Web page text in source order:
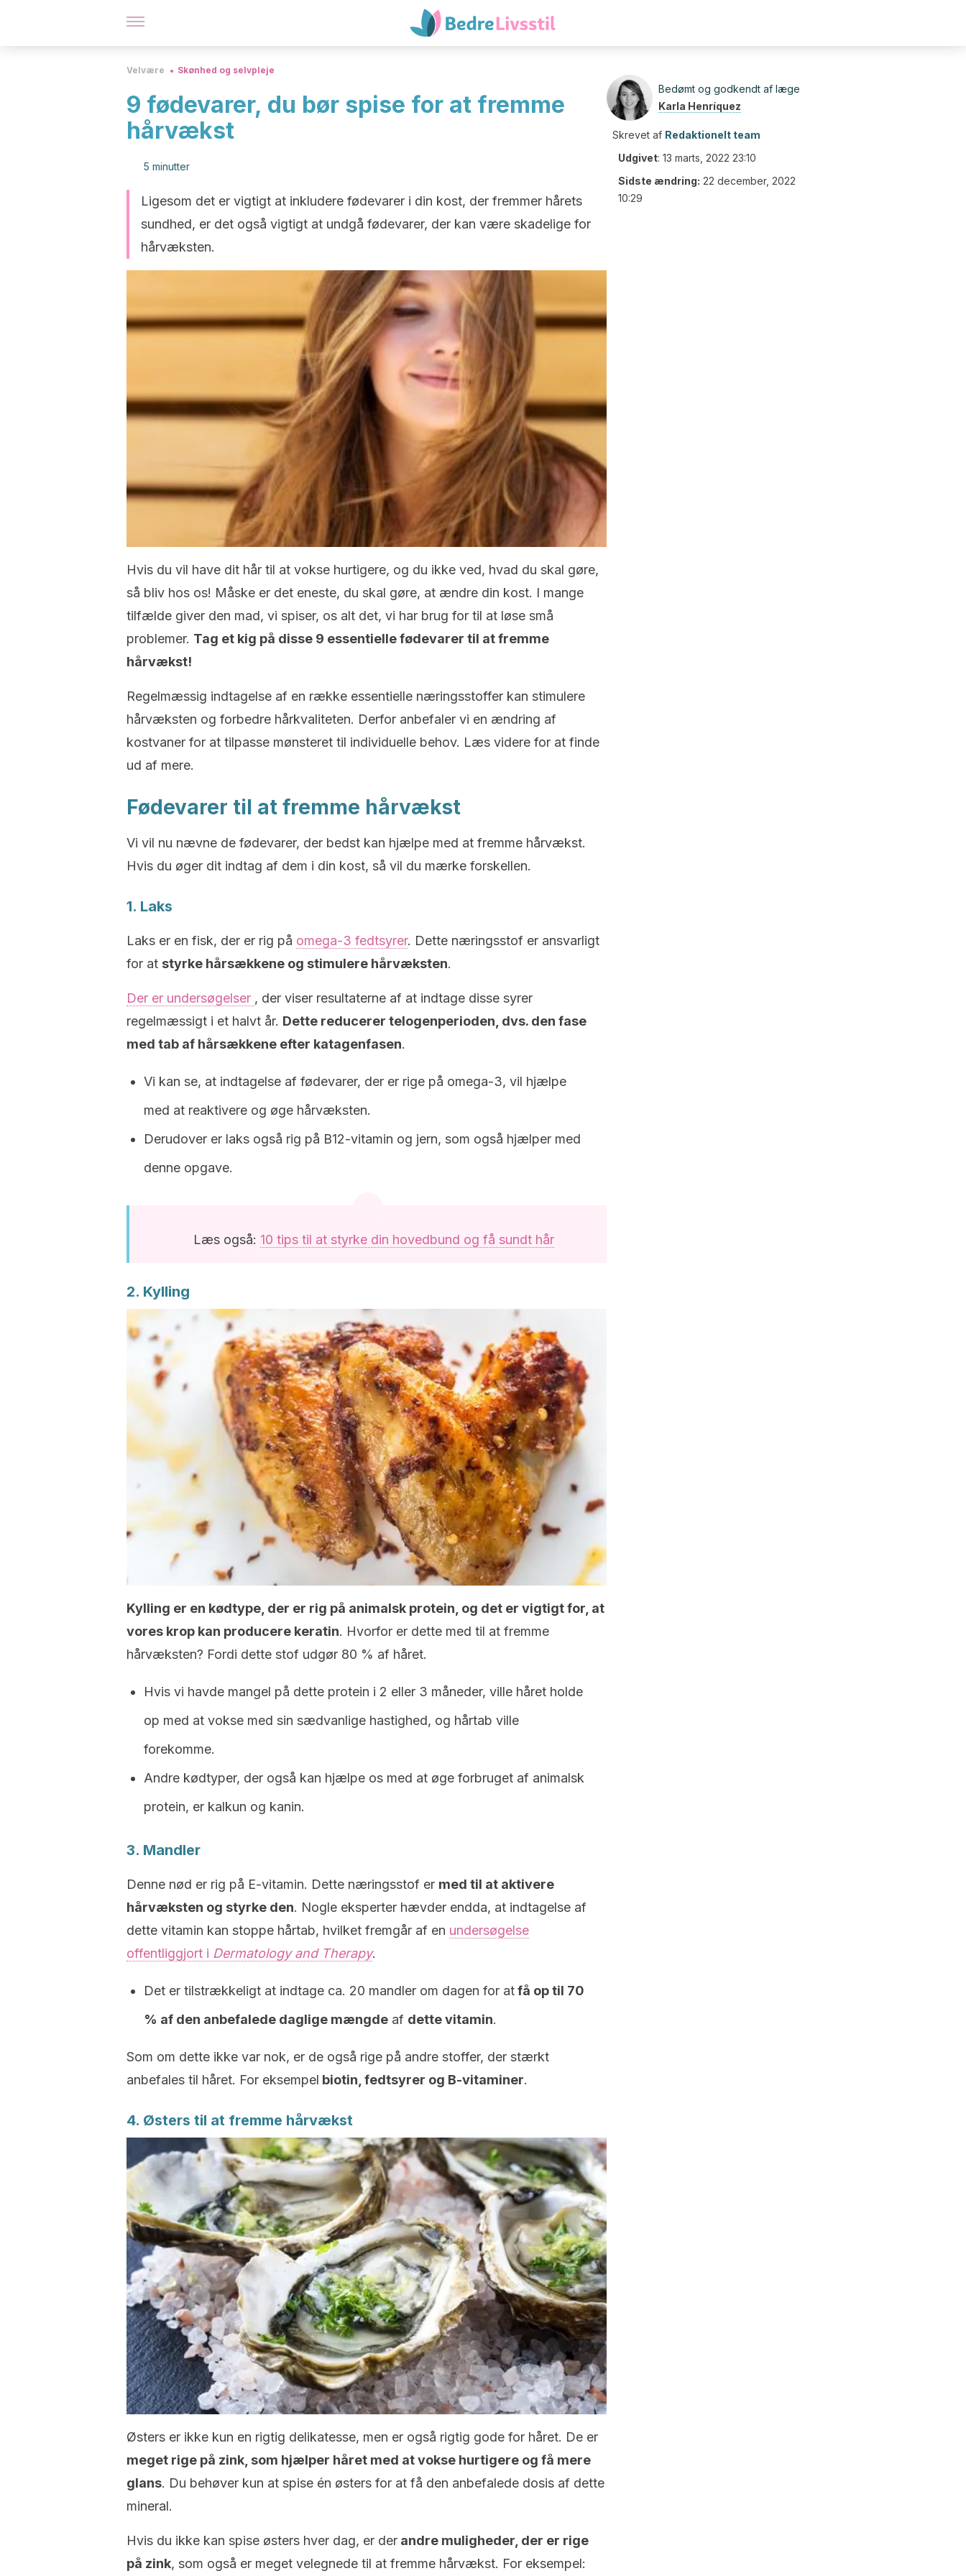
Velvære Skønhed og selvpleje
9 fødevarer, du bør spise for at fremme
hårvækst
5 minutter
Ligesom det er vigtigt at inkludere fødevarer i din kost, der fremmer hårets
sundhed, er det også vigtigt at undgå fødevarer, der kan være skadelige for
hårvæksten.
Hvis du vil have dit hår til at vokse hurtigere, og du ikke ved, hvad du skal gøre,
så bliv hos os! Måske er det eneste, du skal gøre, at ændre din kost. I mange
tilfælde giver den mad, vi spiser, os alt det, vi har brug for til at løse små
problemer. Tag et kig på disse 9 essentielle fødevarer til at fremme
hårvækst!
Regelmæssig indtagelse af en række essentielle næringsstoffer kan stimulere
hårvæksten og forbedre hårkvaliteten. Derfor anbefaler vi en ændring af
kostvaner for at tilpasse mønsteret til individuelle behov. Læs videre for at finde
ud af mere.
Fødevarer til at fremme hårvækst
Vi vil nu nævne de fødevarer, der bedst kan hjælpe med at fremme hårvækst.
Hvis du øger dit indtag af dem i din kost, så vil du mærke forskellen.
1. Laks
Laks er en fisk, der er rig på omega-3 fedtsyrer. Dette næringsstof er ansvarligt
for at styrke hårsækkene og stimulere hårvæksten.
Der er undersøgelser , der viser resultaterne af at indtage disse syrer
regelmæssigt i et halvt år. Dette reducerer telogenperioden, dvs. den fase
med tab af hårsækkene efter katagenfasen.
Vi kan se, at indtagelse af fødevarer, der er rige på omega-3, vil hjælpe
med at reaktivere og øge hårvæksten.
Derudover er laks også rig på B12-vitamin og jern, som også hjælper med
denne opgave.
Læs også: 10 tips til at styrke din hovedbund og få sundt hår
2. Kylling
Kylling er en kødtype, der er rig på animalsk protein, og det er vigtigt for, at
vores krop kan producere keratin. Hvorfor er dette med til at fremme
hårvæksten? Fordi dette stof udgør 80 % af håret.
Hvis vi havde mangel på dette protein i 2 eller 3 måneder, ville håret holde
op med at vokse med sin sædvanlige hastighed, og hårtab ville
forekomme.
Andre kødtyper, der også kan hjælpe os med at øge forbruget af animalsk
protein, er kalkun og kanin.
3. Mandler
Denne nød er rig på E-vitamin. Dette næringsstof er med til at aktivere
hårvæksten og styrke den. Nogle eksperter hævder endda, at indtagelse af
dette vitamin kan stoppe hårtab, hvilket fremgår af en undersøgelse
offentliggjort i Dermatology and Therapy.
Det er tilstrækkeligt at indtage ca. 20 mandler om dagen for atfå op til 70
% af den anbefalede daglige mængde af dette vitamin.
Som om dette ikke var nok, er de også rige på andre stoffer, der stærkt
anbefales til håret. For eksempel biotin, fedtsyrer og B-vitaminer.
4. Østers til at fremme hårvækst
Østers er ikke kun en rigtig delikatesse, men er også rigtig gode for håret. De er
meget rige på zink, som hjælper håret med at vokse hurtigere og få mere
glans. Du behøver kun at spise én østers for at få den anbefalede dosis af dette
mineral.
Hvis du ikke kan spise østers hver dag, er der andre muligheder, der er rige
på zink, som også er meget velegnede til at fremme hårvækst. For eksempel:
Bedømt og godkendt af læge
Karla Henríquez
Skrevet af Redaktionelt team
Udgivet: 13 marts, 2022 23:10
Sidste ændring: 22 december, 2022
10:29